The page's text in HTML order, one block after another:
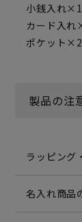
小銭入れ×1
カード入れ
ポケット×2
製品の注
ラッピング
名入れ商品